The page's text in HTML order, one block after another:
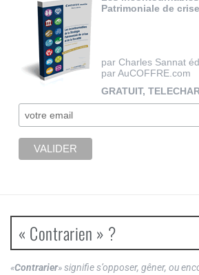
Patrimoniale de
par Charles Sannat
par AuCOFFRE.com
GRATUIT,
« Contrarien » ?
«Contrarier» signifie s’opposer, gêner, ou